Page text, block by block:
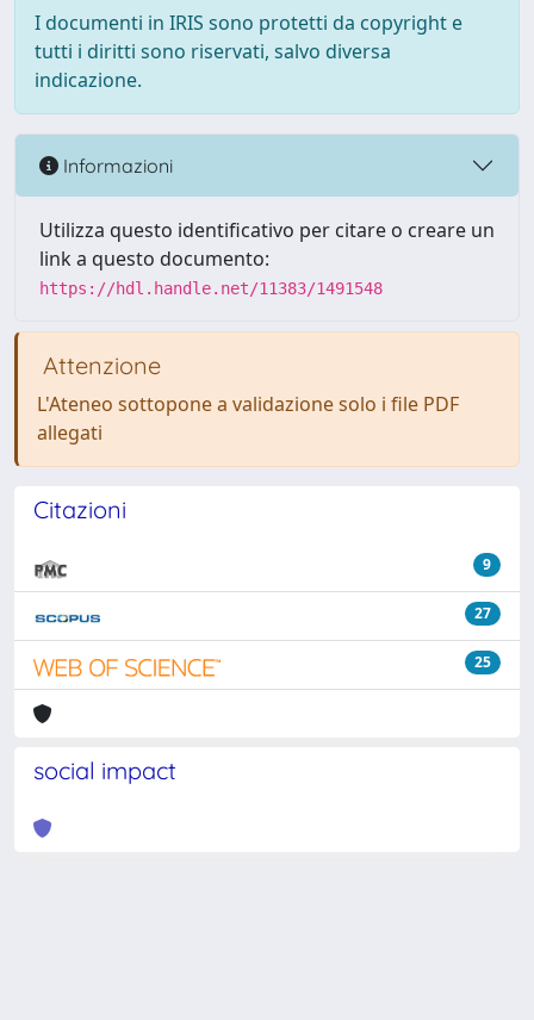
I documenti in IRIS sono protetti da copyright e
tutti i diritti sono riservati, salvo diversa
indicazione.
Informazioni
Utilizza questo identificativo per citare o creare un
link a questo documento:
https://hdl.handle.net/11383/1491548
Attenzione
L'Ateneo sottopone a validazione solo i file PDF
allegati
Citazioni
9
27
25
social impact